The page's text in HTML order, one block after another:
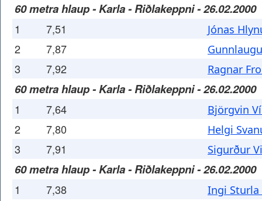
60 metra hlaup - Karla - Riðlakeppni - 26.02.2000
1 7,51 Jónas
2 7,87
3 7,92 Ragnar
60 metra hlaup - Karla - Riðlakeppni - 26.02.2000
1 7,64 Björgvin
2 7,80 Helgi
3 7,91 Sigurður
60 metra hlaup - Karla - Riðlakeppni - 26.02.2000
1 7,38 Ingi